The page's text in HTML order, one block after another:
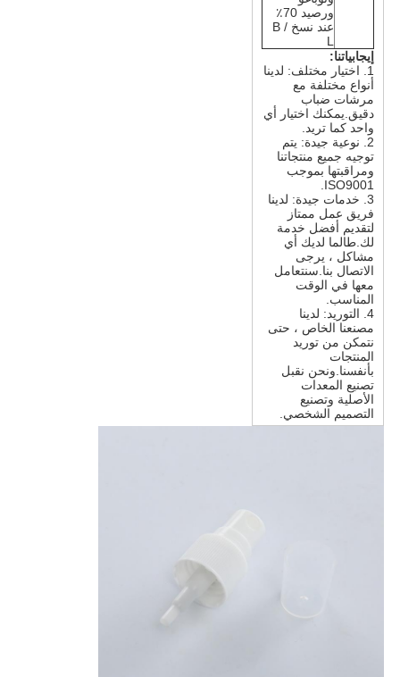
ورصيد 70٪
عند نسخ B /
L
إيجابياتنا:
1. اختيار مختلف: لدينا
أنواع مختلفة مع
مرشات ضباب
دقيق.يمكنك اختيار أي
واحد كما تريد.
2. نوعية جيدة: يتم
توجيه جميع منتجاتنا
ومراقبتها بموجب
ISO9001.
3. خدمات جيدة: لدينا
فريق عمل ممتاز
لتقديم أفضل خدمة
لك.طالما لديك أي
مشاكل ، يرجى
الاتصال بنا.سنتعامل
معها في الوقت
المناسب.
4. التوريد: لدينا
مصنعنا الخاص ، حتى
نتمكن من توريد
المنتجات
بأنفسنا.ونحن نقبل
تصنيع المعدات
الأصلية وتصنيع
التصميم الشخصي.